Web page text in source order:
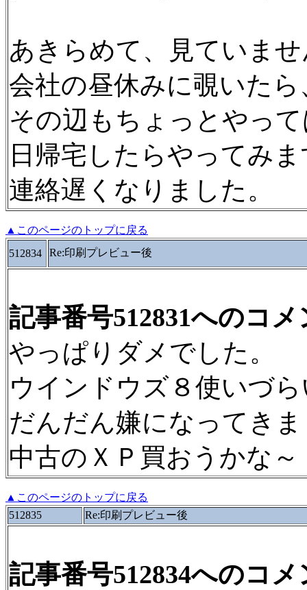
あきらめて、見ていま
会社の昼休みに覗いた
その辺もちょっとやっ
日帰宅したらやってみ
連絡遅くなりました。
▲このページのトップに戻る
512834
Re:印刷プレビュー後
記事番号512831へのコメ
やっぱりダメでした。
ウインドウズ８使いづ
だんだん嫌になってき
中古のＸＰ買おうかな～
▲このページのトップに戻る
512835
Re:印刷プレビュー後
記事番号512834へのコメ